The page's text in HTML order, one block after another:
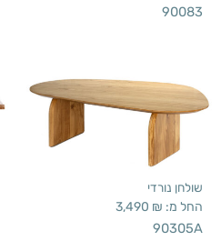
90083
שולחן נורדי
החל מ: 3,490 ₪
90305A